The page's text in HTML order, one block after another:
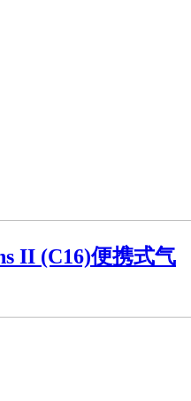
II (C16)便携式气